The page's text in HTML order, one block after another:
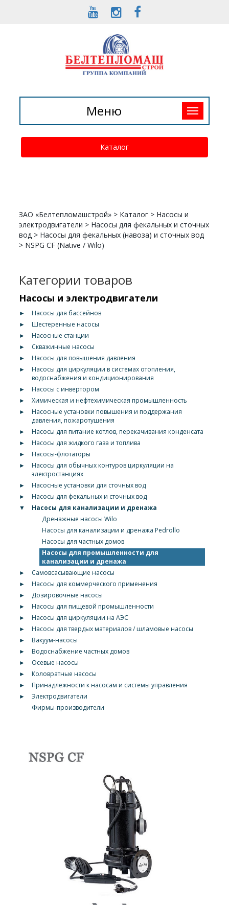
Toggle
navigation
Меню
Каталог
ЗАО «Белтепломашстрой» > Каталог > Насосы и
электродвигатели > Насосы для фекальных и сточных
вод > Насосы для фекальных (навоза) и сточных вод
> NSPG CF (Native / Wilo)
Категории товаров
Насосы и электродвигатели
►
Насосы для бассейнов
►
Шестеренные насосы
►
Насосные станции
►
Скважинные насосы
►
Насосы для повышения давления
►
Насосы для циркуляции в системах отопления,
водоснабжения и кондиционирования
►
Насосы с инвертором
►
Химическая и нефтехимическая промышленность
►
Насосные установки повышения и поддержания
давления, пожаротушения
►
Насосы для питание котлов, перекачивания конденсата
►
Насосы для жидкого газа и топлива
►
Насосы-флотаторы
►
Насосы для обычных контуров циркуляции на
электростанциях
►
Насосные установки для сточных вод
►
Насосы для фекальных и сточных вод
▼
Насосы для канализации и дренажа
Дренажные насосы Wilo
Насосы для канализации и дренажа Pedrollo
Насосы для частных домов
Насосы для промышленности для
канализации и дренажа
►
Самовсасывающие насосы
►
Насосы для коммерческого применения
►
Дозировочные насосы
►
Насосы для пищевой промышленности
►
Насосы для циркуляции на АЭС
►
Насосы для твердых материалов / шламовые насосы
►
Вакуум-насосы
►
Водоснабжение частных домов
►
Осевые насосы
►
Коловратные насосы
►
Принадлежности к насосам и системы управления
►
Электродвигатели
Фирмы-производители